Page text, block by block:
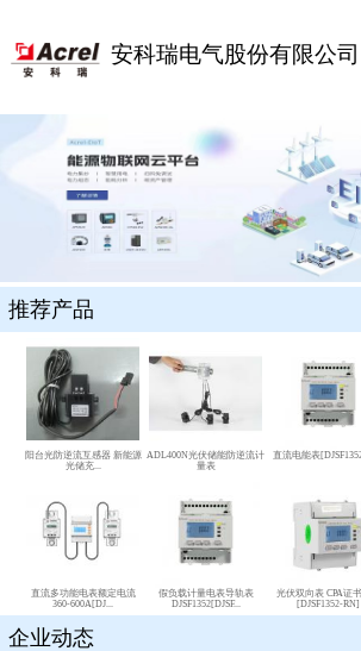
安科瑞电气股份有限公司
推荐产品
阳台光防逆流互感器 新能源
光储充...
ADL400N光伏储能防逆流计
量表
直流电能表
直流多功能电表额定电流
360-600A[DJ...
假负载计量电表导轨表
DJSF1352[DJSF...
光伏双向表 CPA证
[DJSF1352-RN]
企业动态